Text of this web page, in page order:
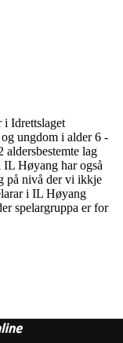
i Idrettslaget
ungdom i alder 6 -
aldersbestemte lag
Høyang har også
på nivå der vi ikkje
i IL Høyang
spelargruppa er for